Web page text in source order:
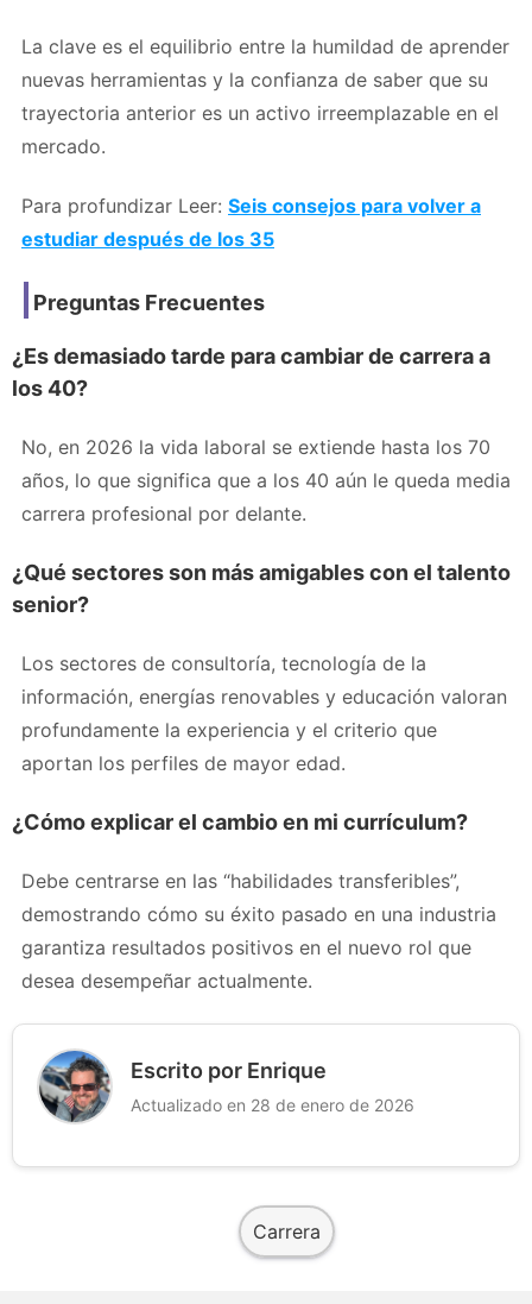
La clave es el equilibrio entre la humildad de aprender
nuevas herramientas y la confianza de saber que su
trayectoria anterior es un activo irreemplazable en el
mercado.
Para profundizar Leer: Seis consejos para volver a
estudiar después de los 35
Preguntas Frecuentes
¿Es demasiado tarde para cambiar de carrera a
los 40?
No, en 2026 la vida laboral se extiende hasta los 70
años, lo que significa que a los 40 aún le queda media
carrera profesional por delante.
¿Qué sectores son más amigables con el talento
senior?
Los sectores de consultoría, tecnología de la
información, energías renovables y educación valoran
profundamente la experiencia y el criterio que
aportan los perfiles de mayor edad.
¿Cómo explicar el cambio en mi currículum?
Debe centrarse en las “habilidades transferibles”,
demostrando cómo su éxito pasado en una industria
garantiza resultados positivos en el nuevo rol que
desea desempeñar actualmente.
Escrito por Enrique
Actualizado en 28 de enero de 2026
Carrera